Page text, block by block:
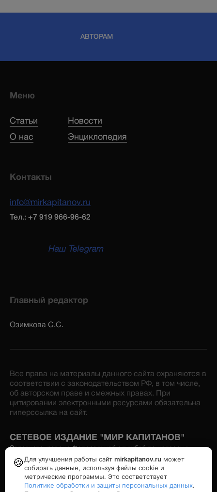
АВТОРАМ
Меню
Статьи
Новости
О нас
Энциклопедия
Контакты
info@mirkapitanov.ru
Тел.: +7 919 966-96-62
Наш Telegram
Главный редактор
Озимкова С.С.
Все права на материалы данного сайта охраняются в
соответствии с законодательством РФ, в том числе,
об авторском праве и смежных правах. При
цитировании электронными ресурсами обязательна
гиперссылка на сайт.
СЕТЕВОЕ ИЗДАНИЕ "МИР КАПИТАНОВ"
Зарегистрировано Федеральной службой по надзору в
сфере связи, информационных технологий и массовых
коммуникаций. Номер свидетельства: серия Эл № ФС77-
86870 от 16 февраля 2024 г. Учредитель: Озимков А.И.
🍪 Для улучшения работы сайт mirkapitanov.ru может
собирать данные, используя файлы cookie и
метрические программы. Это соответствует
Политике обработки и защиты персональных данных.